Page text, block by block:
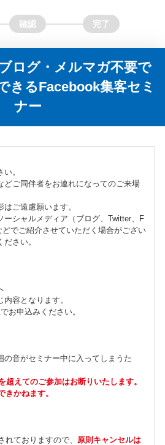
ブログ・メルマガ不要で
きるFacebook集客セミ
ナー
。
どご同伴者をお連れになってのご来場
はご遠慮願います。
ーシャルメディア（ブログ、Twitter、F
でご紹介させていただく場合がござい
さい。
容となります。
お申込みください。
の音がセミナー中に入ってしまうた
超えてのご参加はお断りいたします。
きかねます。
れておりますので、 原則キャンセルは